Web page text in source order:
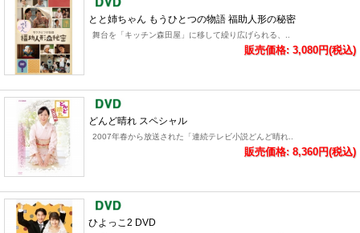
とと姉ちゃん もうひとつの物語 福助人形の秘密
舞台を「キッチン森田屋」に移して繰り広げられる、..
販売価格: 3,080円(税込)
どんど晴れ スペシャル
2007年春から放送された「連続テレビ小説どんど晴れ..
販売価格: 8,360円(税込)
ひよっこ2 DVD